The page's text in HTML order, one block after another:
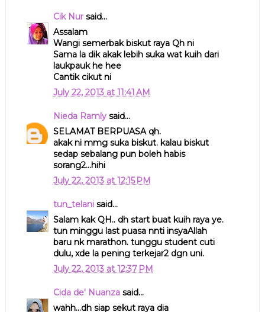
Cik Nursaid...
Assalam
Wangi semerbak biskut raya Qh ni
Sama la dik akak lebih suka wat kuih dari
laukpauk he hee
Cantik cikut ni
July 22, 2013 at 11:41 AM
Nieda Ramlysaid...
SELAMAT BERPUASA qh.
akak ni mmg suka biskut. kalau biskut
sedap sebalang pun boleh habis
sorang2...hihi
July 22, 2013 at 12:15 PM
tun_telanisaid...
Salam kak QH.. dh start buat kuih raya ye.
tun minggu last puasa nnti insyaAllah
baru nk marathon. tunggu student cuti
dulu, xde la pening terkejar2 dgn uni.
July 22, 2013 at 12:37 PM
Cida de' Nuanzasaid...
wahh...dh siap sekut raya dia